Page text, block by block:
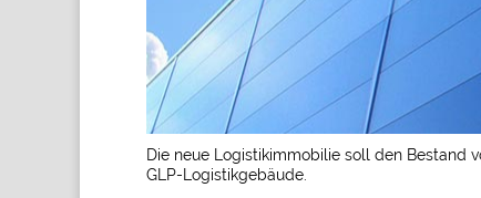
Die neue Logistikimmobilie soll den Bestand
GLP-Logistikgebäude.